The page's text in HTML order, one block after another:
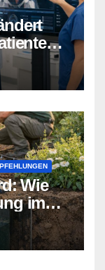
Wie
im
wird